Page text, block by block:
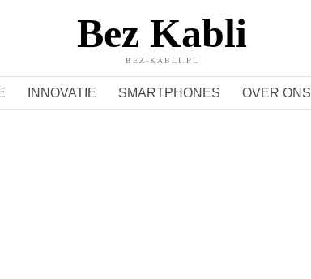
Bez Kabli
BEZ-KABLI.PL
INNOVATIE SMARTPHONES OVER ONS